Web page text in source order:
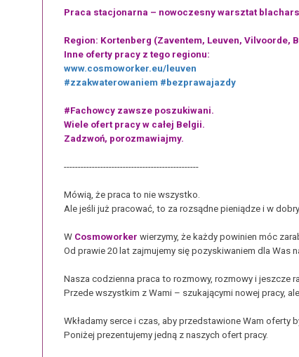
Praca stacjonarna – nowoczesny warsztat
Region: Kortenberg (Zaventem, Leuven, Vilvoorde,
Inne oferty pracy z tego regionu:
www.cosmoworker.eu/leuven
#zzakwaterowaniem #bezprawajazdy
#Fachowcy zawsze poszukiwani.
Wiele ofert pracy w całej Belgii.
Zadzwoń, porozmawiajmy.
------------------------------------------------
Mówią, że praca to nie wszystko.
Ale jeśli już pracować, to za rozsądne pieniądze i w
W Cosmoworker wierzymy, że każdy powinien móc
Od prawie 20 lat zajmujemy się pozyskiwaniem dla Was
Nasza codzienna praca to rozmowy, rozmowy i jeszcze
Przede wszystkim z Wami – szukającymi nowej pracy,
Wkładamy serce i czas, aby przedstawione Wam oferty
Poniżej prezentujemy jedną z naszych ofert pracy.